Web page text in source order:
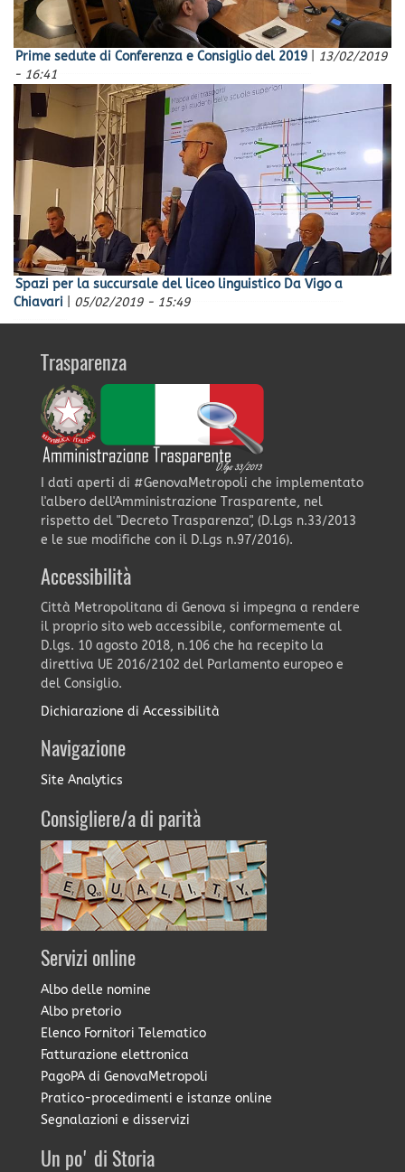
Prime sedute di Conferenza e Consiglio del 2019
13/02/2019
- 16:41
Spazi per la succursale del liceo linguistico Da Vigo a
Chiavari
05/02/2019 - 15:49
Trasparenza
I dati aperti di #GenovaMetropoli che implementato
l'albero dell'Amministrazione Trasparente, nel
rispetto del "Decreto Trasparenza", (D.Lgs n.33/2013
e le sue modifiche con il D.Lgs n.97/2016).
Accessibilità
Città Metropolitana di Genova si impegna a rendere
il proprio sito web accessibile, conformemente al
D.lgs. 10 agosto 2018, n.106 che ha recepito la
direttiva UE 2016/2102 del Parlamento europeo e
del Consiglio.
Dichiarazione di Accessibilità
Navigazione
Site Analytics
Consigliere/a di parità
Servizi online
Albo delle nomine
Albo pretorio
Elenco Fornitori Telematico
Fatturazione elettronica
PagoPA di GenovaMetropoli
Pratico-procedimenti e istanze online
Segnalazioni e disservizi
Un po' di Storia